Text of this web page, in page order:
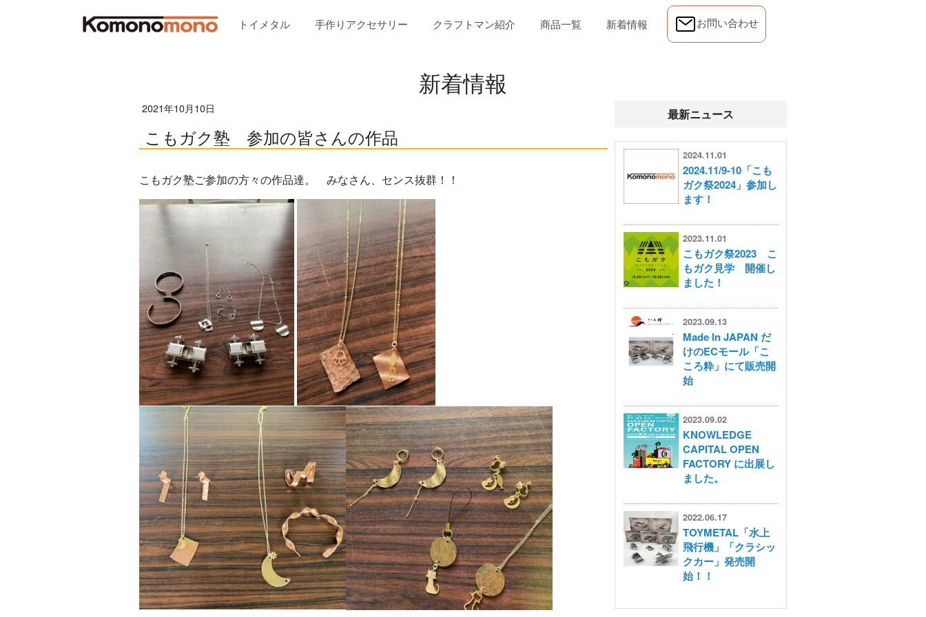
トイメタル 手作りアクセサリー クラフトマン紹介 商品一覧 (current)新着情報 (current) お問い合わせ
新着情報
2021年10月10日
こもガク塾 参加の皆さんの作品
こもガク塾ご参加の方々の作品達。 みなさん、センス抜群！！
最新ニュース
2024.11.01
2024.11/9-10「こも
ガク祭2024」参加し
ます！
2023.11.01
こもガク祭2023 こ
もガク見学 開催し
ました！
2023.09.13
Made In JAPAN だ
けのECモール「こ
ころ粋」にて販売開
始
2023.09.02
KNOWLEDGE
CAPITAL OPEN
FACTORY に出展し
ました。
2022.06.17
TOYMETAL「水上
飛行機」「クラシッ
クカー」発売開
始！！